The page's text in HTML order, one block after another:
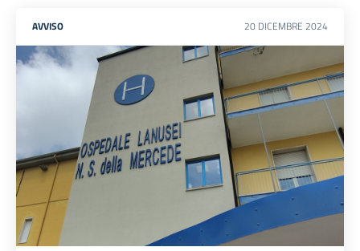
AVVISO 20 DICEMBRE 2024